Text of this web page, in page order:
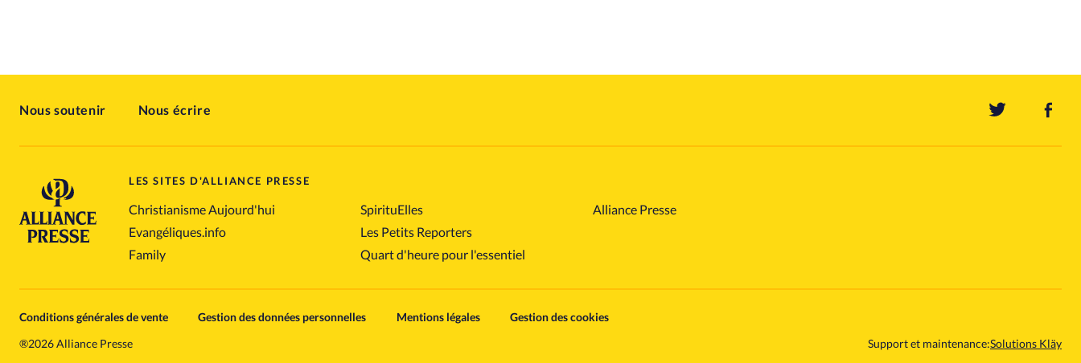
Nous soutenir Nous écrire
LES SITES D'ALLIANCE PRESSE
Christianisme Aujourd'hui
Evangéliques.info
Family
SpirituElles
Les Petits Reporters
Quart d'heure pour l'essentiel
Alliance Presse
Conditions générales de vente Gestion des données personnelles Mentions légales
Gestion des cookies
®2026 Alliance Presse Support et maintenance:Solutions Kläy